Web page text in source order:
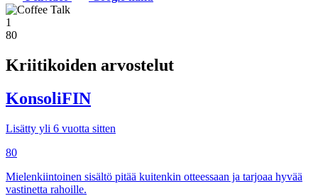
1
80
Kriitikoiden arvostelut
KonsoliFIN
Lisätty yli 6 vuotta sitten
80
Mielenkiintoinen sisältö pitää kuitenkin otteessaan ja tarjoaa hyvää
vastinetta rahoille.